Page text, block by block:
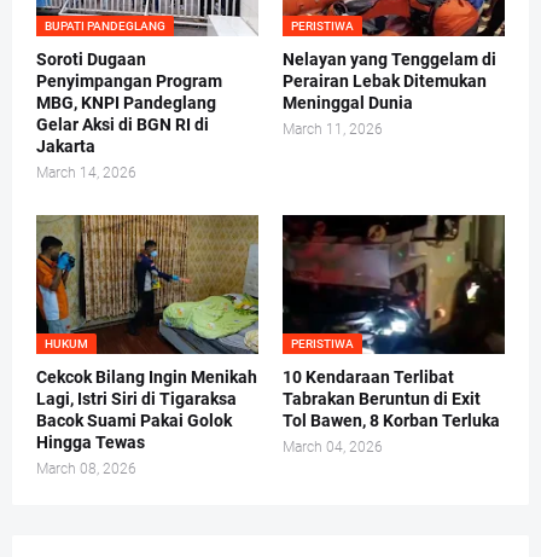
BUPATI PANDEGLANG
Soroti Dugaan
Penyimpangan Program
MBG, KNPI Pandeglang
Gelar Aksi di BGN RI di
Jakarta
March 14, 2026
PERISTIWA
Nelayan yang Tenggelam di
Perairan Lebak Ditemukan
Meninggal Dunia
March 11, 2026
HUKUM
Cekcok Bilang Ingin Menikah
Lagi, Istri Siri di Tigaraksa
Bacok Suami Pakai Golok
Hingga Tewas
March 08, 2026
PERISTIWA
10 Kendaraan Terlibat
Tabrakan Beruntun di Exit
Tol Bawen, 8 Korban Terluka
March 04, 2026